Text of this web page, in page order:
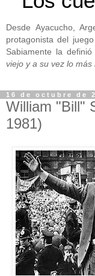
Desde Ayacucho,
protagonista del
Sabiamente la
viejo y a su vez lo
16 de octubre de
William "Bill"
1981)